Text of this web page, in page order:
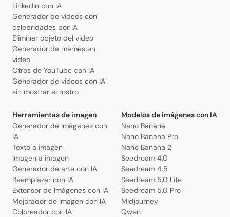
LinkedIn con IA
Generador de videos con
celebridades por IA
Eliminar objeto del video
Generador de memes en
video
Otros de YouTube con IA
Generador de videos con IA
sin mostrar el rostro
Herramientas de imagen
Generador de Imágenes con
IA
Texto a imagen
Imagen a imagen
Generador de arte con IA
Reemplazar con IA
Extensor de Imágenes con IA
Mejorador de imagen con IA
Coloreador con IA
Modelos de imágenes con IA
Nano Banana
Nano Banana Pro
Nano Banana 2
Seedream 4.0
Seedream 4.5
Seedream 5.0 Lite
Seedream 5.0 Pro
Midjourney
Qwen